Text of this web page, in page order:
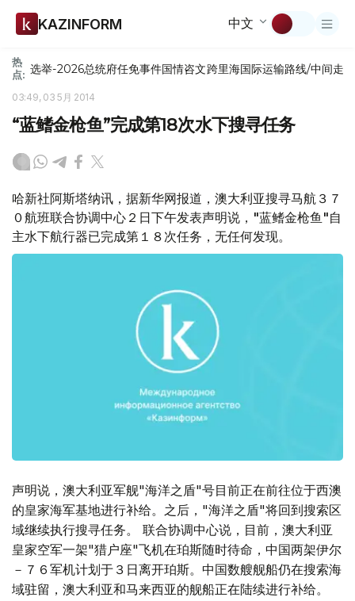
KAZINFORM 中文
热
点: 选举-2026总统府任免事件国情咨文跨里海国际运输路线/中间走廊
03:49, 03 5月 2014
“蓝鳍金枪鱼”完成第18次水下搜寻任务
哈新社阿斯塔纳讯，据新华网报道，澳大利亚搜寻马航３７
０航班联合协调中心２日下午发表声明说，"蓝鳍金枪鱼"自
主水下航行器已完成第１８次任务，无任何发现。
声明说，澳大利亚军舰"海洋之盾"号目前正在前往位于西澳
的皇家海军基地进行补给。之后，"海洋之盾"将回到搜索区
域继续执行搜寻任务。 联合协调中心说，目前，澳大利亚
皇家空军一架"猎户座"飞机在珀斯随时待命，中国两架伊尔
－７６军机计划于３日离开珀斯。中国数艘舰船仍在搜索海
域驻留，澳大利亚和马来西亚的舰船正在陆续进行补给。